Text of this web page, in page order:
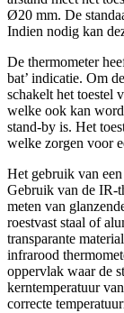
Ø20 mm. De
Indien nodig kan
De thermometer
bat’ indicatie. Om
schakelt het toestel
welke ook kan
stand-by is. Het
welke zorgen voor
Het gebruik van
Gebruik van de IR-
meten van
roestvast staal of
transparante
infrarood
oppervlak waar de
kerntemperatuur
correcte